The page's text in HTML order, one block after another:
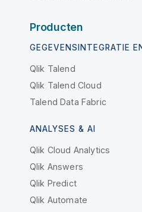
Producten
GEGEVENSINTEGRATIE
Qlik Talend
Qlik Talend Cloud
Talend Data Fabric
ANALYSES & AI
Qlik Cloud Analytics
Qlik Answers
Qlik Predict
Qlik Automate